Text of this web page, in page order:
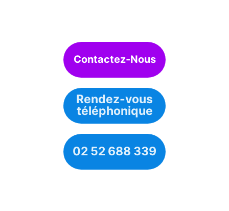
Contactez-Nous
Rendez-vous
téléphonique
02 52 688 339